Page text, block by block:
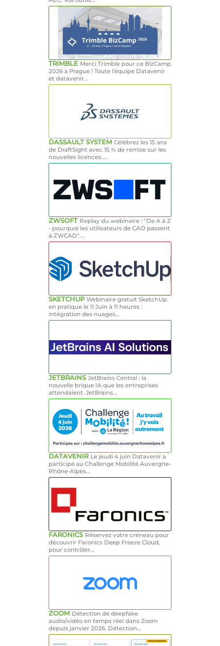
TRIMBLE Merci Trimble pour ce BizCamp
2026 à Prague ! Toute l'équipe Datavenir
et datavenir...
DASSAULT SYSTEM Célébrez les 15 ans
de DraftSight avec 15 % de remise sur les
nouvelles licences....
ZWSOFT Replay du webinaire : "De A à Z
- pourquoi les utilisateurs de CAO passent
à ZWCAD"....
SKETCHUP Webinaire gratuit SketchUp
en pratique le 11 Juin à 11 heures :
intégration des nuages...
JETBRAINS JetBrains Central : la
nouvelle brique IA que les entreprises
attendaient. JetBrains...
DATAVENIR Le jeudi 4 juin Datavenir a
participé au Challenge Mobilité Auvergne-
Rhône-Alpes...
FARONICS Réservez votre créneau pour
découvrir Faronics Deep Freeze Cloud,
pour contrôler...
ZOOM Détection de deepfake
audio/vidéo en temps réel dans Zoom
depuis janvier 2026. Détection...